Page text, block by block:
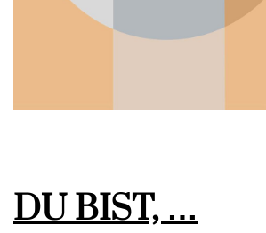
DU BIST, …